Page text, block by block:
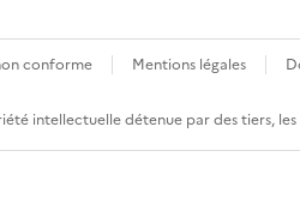
conforme Mentions légales
intellectuelle détenue par des tiers,